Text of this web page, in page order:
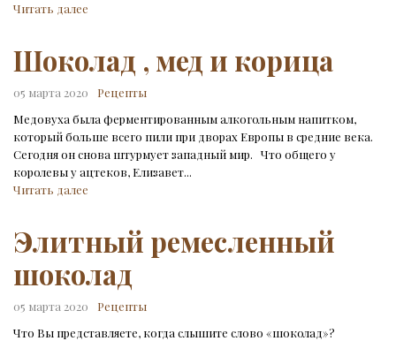
Читать далее
Шоколад , мед и корица
05 марта 2020
Рецепты
Медовуха была ферментированным алкогольным напитком,
который больше всего пили при дворах Европы в средние века.
Сегодня он снова штурмует западный мир. Что общего у
королевы у ацтеков, Елизавет...
Читать далее
Элитный ремесленный
шоколад
05 марта 2020
Рецепты
Что Вы представляете, когда слышите слово «шоколад»?